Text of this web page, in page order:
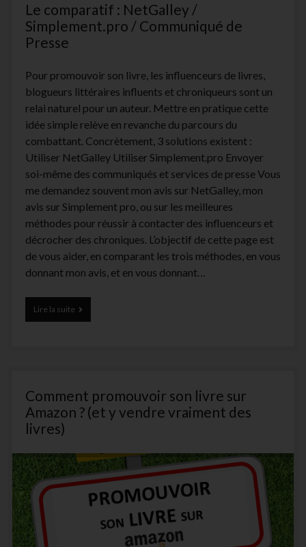
livre
(preuves
de
l’appui)
Le comparatif : NetGalley /
Simplement.pro / Communiqué de
Presse
Pour promouvoir son livre, les influenceurs de livres,
blogueurs littéraires influents et chroniqueurs sont un
relai naturel pour un auteur. Mettre en pratique cette
idée simple relève en revanche du parcours du
combattant. Concrètement, 3 solutions existent :
Utiliser NetGalley Utiliser Simplement.pro Envoyer
soi-même des communiqués et services de presse Vous
me demandez souvent mon avis sur NetGalley, mon
avis sur Simplement pro, ou sur les meilleures
méthodes pour réussir à contacter des influenceurs et
décrocher des chroniques. L’objectif de cette page est
de vous aider, en comparant les trois méthodes, en vous
donnant mon avis, et en vous donnant…
Lire la suiteLe
comparatif
Communiqué
de
Presse
Comment promouvoir son livre sur
Amazon ? (et y vendre vraiment des
livres)